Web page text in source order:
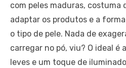
com peles maduras, costuma
adaptar os produtos e a
o tipo de pele. Nada de
carregar no pó, viu? O ideal é
leves e um toque de